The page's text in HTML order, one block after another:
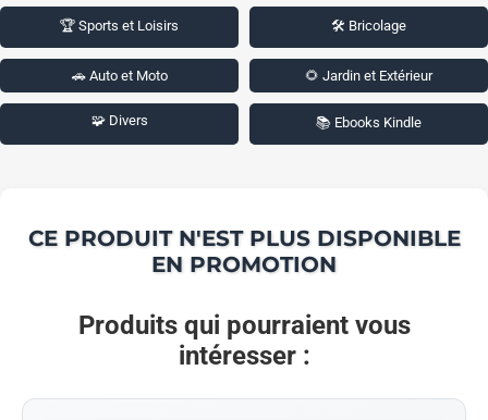
🏆 Sports et Loisirs 🛠️ Bricolage
🚗 Auto et Moto 🌻 Jardin et Extérieur
🧩 Divers 📚 Ebooks Kindle
CE PRODUIT N'EST PLUS DISPONIBLE
EN PROMOTION
Produits qui pourraient vous
intéresser :